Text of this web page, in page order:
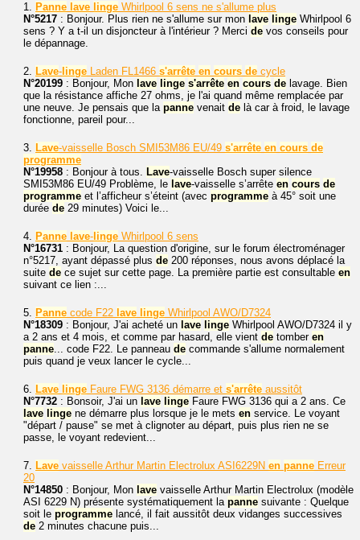
1. Panne lave linge Whirlpool 6 sens ne s'allume plus
N°5217 : Bonjour. Plus rien ne s'allume sur mon lave linge Whirlpool 6
sens ? Y a t-il un disjoncteur à l'intérieur ? Merci de vos conseils pour
le dépannage.
2. Lave- linge Laden FL1466 s'arrête en cours de cycle
N°20199 : Bonjour, Mon lave linge s'arrête en cours de lavage. Bien
que la résistance affiche 27 ohms, je l'ai quand même remplacée par
une neuve. Je pensais que la panne venait de là car à froid, le lavage
fonctionne, pareil pour...
3. Lave-vaisselle Bosch SMI53M86 EU/49 s'arrête en cours de
programme
N°19958 : Bonjour à tous. Lave-vaisselle Bosch super silence
SMI53M86 EU/49 Problème, le lave-vaisselle s’arrête en cours de
programme et l’afficheur s’éteint (avec programme à 45° soit une
durée de 29 minutes) Voici le...
4. Panne lave- linge Whirlpool 6 sens
N°16731 : Bonjour, La question d'origine, sur le forum électroménager
n°5217, ayant dépassé plus de 200 réponses, nous avons déplacé la
suite de ce sujet sur cette page. La première partie est consultable en
suivant ce lien :...
5. Panne code F22 lave linge Whirlpool AWO/D7324
N°18309 : Bonjour, J'ai acheté un lave linge Whirlpool AWO/D7324 il y
a 2 ans et 4 mois, et comme par hasard, elle vient de tomber en
panne... code F22. Le panneau de commande s'allume normalement
puis quand je veux lancer le cycle...
6. Lave linge Faure FWG 3136 démarre et s'arrête aussitôt
N°7732 : Bonsoir, J'ai un lave linge Faure FWG 3136 qui a 2 ans. Ce
lave linge ne démarre plus lorsque je le mets en service. Le voyant
"départ / pause" se met à clignoter au départ, puis plus rien ne se
passe, le voyant redevient...
7. Lave vaisselle Arthur Martin Electrolux ASI6229N en panne Erreur
20
N°14850 : Bonjour, Mon lave vaisselle Arthur Martin Electrolux (modèle
ASI 6229 N) présente systématiquement la panne suivante : Quelque
soit le programme lancé, il fait aussitôt deux vidanges successives
de 2 minutes chacune puis...